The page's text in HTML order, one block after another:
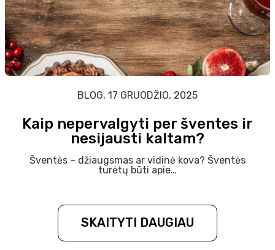
BLOG, 17 GRUODŽIO, 2025
Kaip nepervalgyti per šventes ir
nesijausti kaltam?
Šventės – džiaugsmas ar vidinė kova? Šventės
turėtų būti apie…
SKAITYTI DAUGIAU